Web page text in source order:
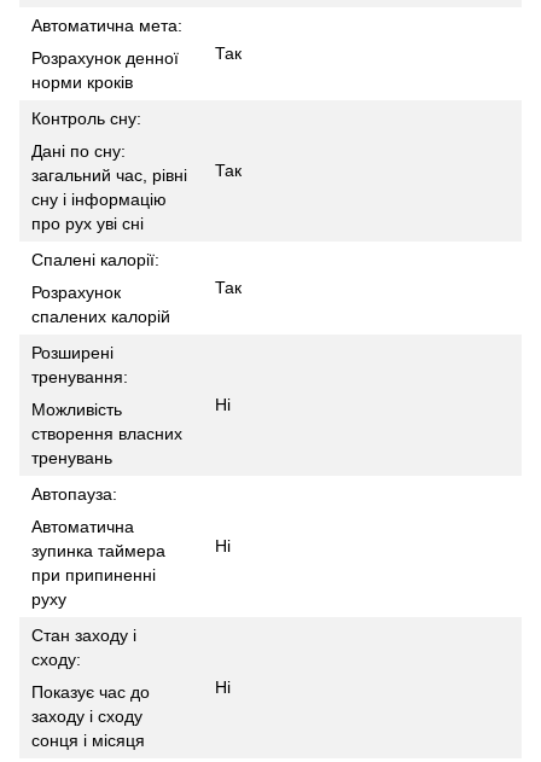
Автоматична мета:
Розрахунок денної
норми кроків
Так
Контроль сну:
Дані по сну:
загальний час, рівні
сну і інформацію
про рух уві сні
Так
Спалені калорії:
Розрахунок
спалених калорій
Так
Розширені
тренування:
Можливість
створення власних
тренувань
Ні
Автопауза:
Автоматична
зупинка таймера
при припиненні
руху
Ні
Стан заходу і
сходу:
Показує час до
заходу і сходу
сонця і місяця
Ні